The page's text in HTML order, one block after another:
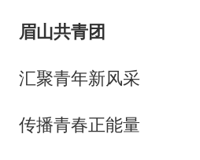
眉山共青团
汇聚青年新风采
传播青春正能量